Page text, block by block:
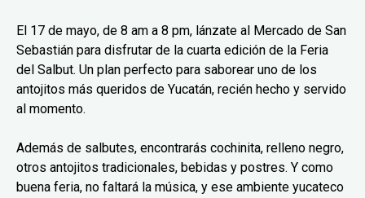
El 17 de mayo, de 8 am a 8 pm, lánzate al Mercado de San
Sebastián para disfrutar de la cuarta edición de la Feria
del Salbut. Un plan perfecto para saborear uno de los
antojitos más queridos de Yucatán, recién hecho y servido
al momento.
Además de salbutes, encontrarás cochinita, relleno negro,
otros antojitos tradicionales, bebidas y postres. Y como
buena feria, no faltará la música, y ese ambiente yucateco